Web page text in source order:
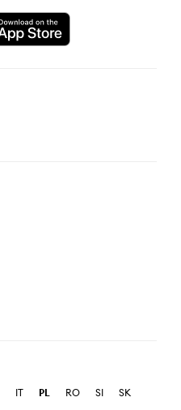
IT PL RO SI
SK